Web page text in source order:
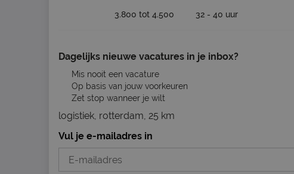
3.800 tot 4.500 32 - 40 uur
Dagelijks nieuwe vacatures in je inbox?
Mis nooit een vacature
Op basis van jouw voorkeuren
Zet stop wanneer je wilt
logistiek, rotterdam, 25 km
Vul je e-mailadres in